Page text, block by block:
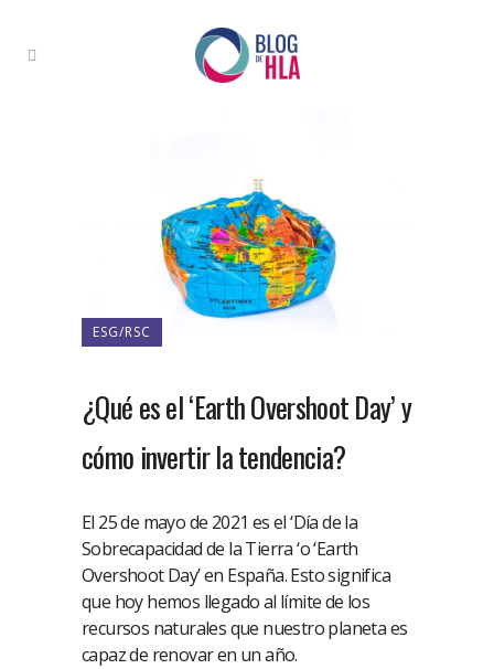
ESG/RSC
¿Qué es el ‘Earth Overshoot Day’ y
cómo invertir la tendencia?
El 25 de mayo de 2021 es el ‘Día de la
Sobrecapacidad de la Tierra ‘o ‘Earth
Overshoot Day’ en España. Esto significa
que hoy hemos llegado al límite de los
recursos naturales que nuestro planeta es
capaz de renovar en un año.